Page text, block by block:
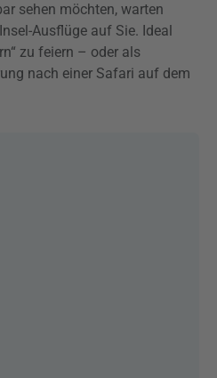
sehen möchten, warten
Ausflüge auf Sie. Ideal
zu feiern – oder als
nach einer Safari auf dem